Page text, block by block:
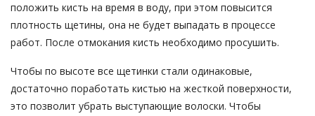
положить кисть на время в воду, при этом повысится
плотность щетины, она не будет выпадать в процессе
работ. После отмокания кисть необходимо просушить.
Чтобы по высоте все щетинки стали одинаковые,
достаточно поработать кистью на жесткой поверхности,
это позволит убрать выступающие волоски. Чтобы